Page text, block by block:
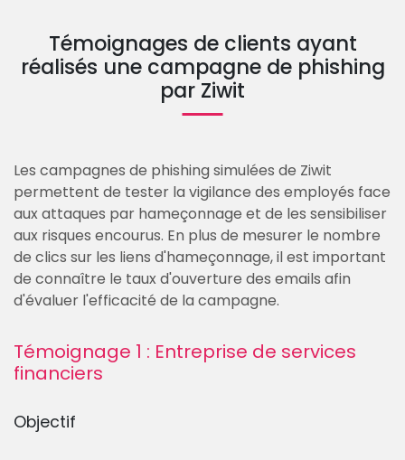
Témoignages de clients ayant
réalisés une campagne de phishing
par Ziwit
Les campagnes de phishing simulées de Ziwit
permettent de tester la vigilance des employés face
aux attaques par hameçonnage et de les sensibiliser
aux risques encourus. En plus de mesurer le nombre
de clics sur les liens d'hameçonnage, il est important
de connaître le taux d'ouverture des emails afin
d'évaluer l'efficacité de la campagne.
Témoignage 1 : Entreprise de services
financiers
Objectif